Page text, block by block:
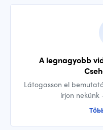
A legnagyobb
Látogasson el
írjon nekünk